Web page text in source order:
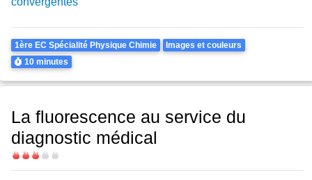
Theme
1ère EC Spécialité Physique Chimie Images et couleurs
Durée
10 minutes
La fluorescence au service du
diagnostic médical
Difficulté